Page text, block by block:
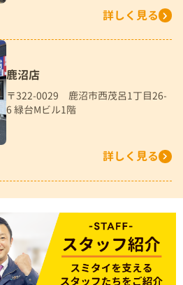
詳しく見る
鹿沼店
〒322-0029 鹿沼市西茂呂1丁目26-
6 緑台Mビル1階
詳しく見る